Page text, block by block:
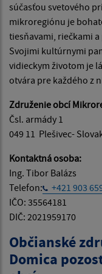
súčasťou svetového
mikroregiónu je
tiesňavami, riečkami
Svojimi kultúrnymi
vidieckym životom je
otvára pre každého z
Združenie obcí
Čsl. armády 1
049 11 Plešivec-
Kontaktná osoba:
Ing. Tibor Balázs
Telefon:
+421 903
IČO: 35564181
DIČ: 2021959170
Občianské
Domica